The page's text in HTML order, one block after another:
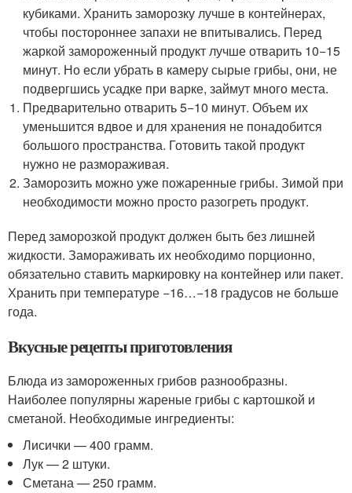
кубиками. Хранить заморозку лучше в контейнерах,
чтобы постороннее запахи не впитывались. Перед
жаркой замороженный продукт лучше отварить 10−15
минут. Но если убрать в камеру сырые грибы, они, не
подвергшись усадке при варке, займут много места.
Предварительно отварить 5−10 минут. Объем их
уменьшится вдвое и для хранения не понадобится
большого пространства. Готовить такой продукт
нужно не размораживая.
Заморозить можно уже пожаренные грибы. Зимой при
необходимости можно просто разогреть продукт.
Перед заморозкой продукт должен быть без лишней
жидкости. Замораживать их необходимо порционно,
обязательно ставить маркировку на контейнер или пакет.
Хранить при температуре −16…−18 градусов не больше
года.
Вкусные рецепты приготовления
Блюда из замороженных грибов разнообразны.
Наиболее популярны жареные грибы с картошкой и
сметаной. Необходимые ингредиенты:
Лисички — 400 грамм.
Лук — 2 штуки.
Сметана — 250 грамм.